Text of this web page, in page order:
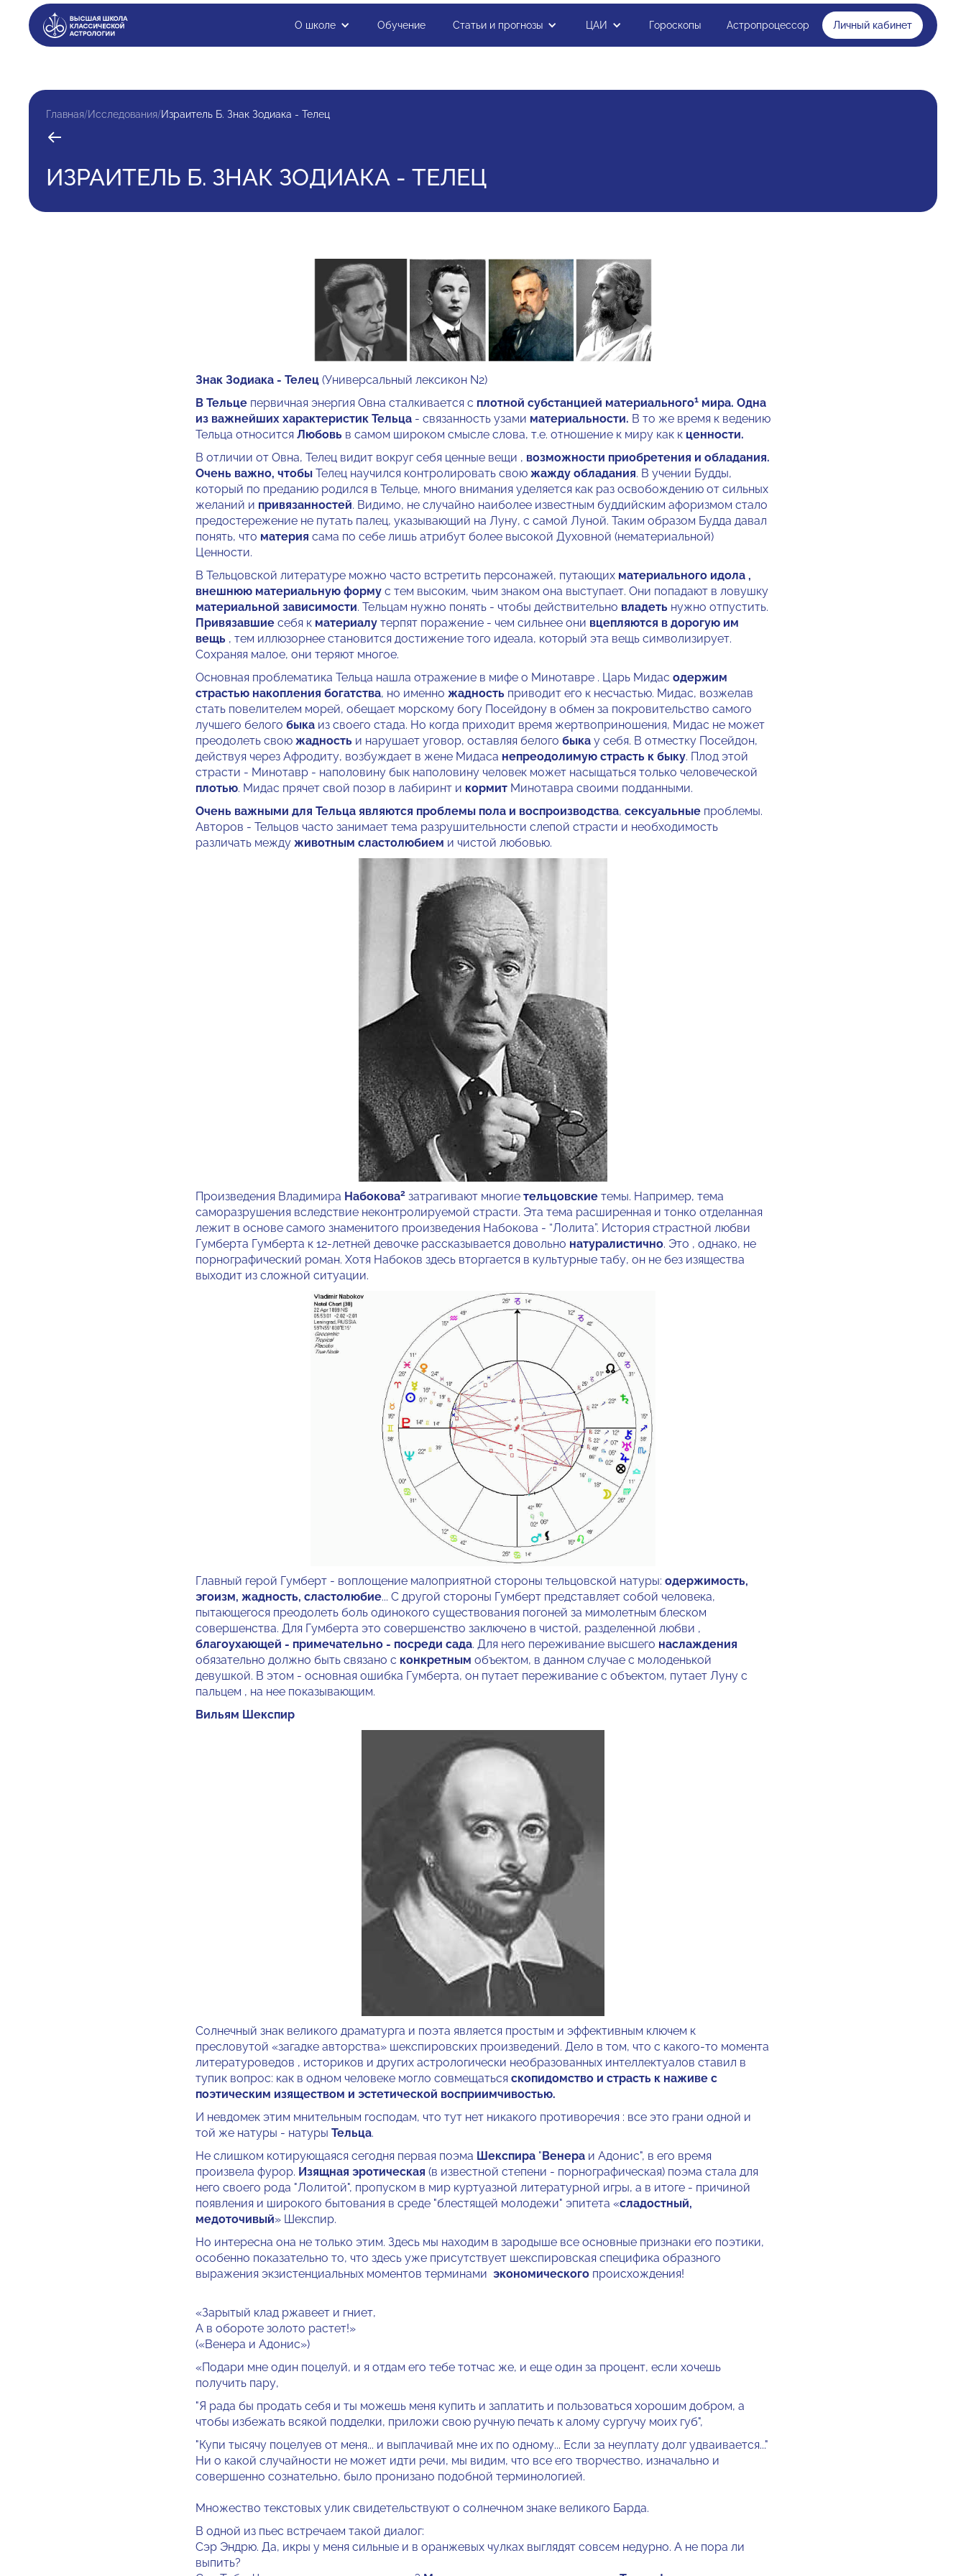
О школе Обучение Статьи и прогнозы ЦАИ Гороскопы Астропроцессор Личный кабинет
Главная/Исследования/Израитель Б. Знак Зодиака - Телец
ИЗРАИТЕЛЬ Б. ЗНАК ЗОДИАКА - ТЕЛЕЦ
Знак Зодиака - Телец (Универсальный лексикон N2)
В Тельце первичная энергия Овна сталкивается с плотной субстанцией материального1 мира. Одна
из важнейших характеристик Тельца - связанность узами материальности. В то же время к ведению
Тельца относится Любовь в самом широком смысле слова, т.е. отношение к миру как к ценности.
В отличии от Овна, Телец видит вокруг себя ценные вещи , возможности приобретения и обладания.
Очень важно, чтобы Телец научился контролировать свою жажду обладания. В учении Будды,
который по преданию родился в Тельце, много внимания уделяется как раз освобождению от сильных
желаний и привязанностей. Видимо, не случайно наиболее известным буддийским афоризмом стало
предостережение не путать палец, указывающий на Луну, с самой Луной. Таким образом Будда давал
понять, что материя сама по себе лишь атрибут более высокой Духовной (нематериальной)
Ценности.
В Тельцовской литературе можно часто встретить персонажей, путающих материального идола ,
внешнюю материальную форму с тем высоким, чьим знаком она выступает. Они попадают в ловушку
материальной зависимости. Тельцам нужно понять - чтобы действительно владеть нужно отпустить.
Привязавшие себя к материалу терпят поражение - чем сильнее они вцепляются в дорогую им
вещь , тем иллюзорнее становится достижение того идеала, который эта вещь символизирует.
Сохраняя малое, они теряют многое.
Основная проблематика Тельца нашла отражение в мифе о Минотавре . Царь Мидас одержим
страстью накопления богатства, но именно жадность приводит его к несчастью. Мидас, возжелав
стать повелителем морей, обещает морскому богу Посейдону в обмен за покровительство самого
лучшего белого быка из своего стада. Но когда приходит время жертвоприношения, Мидас не может
преодолеть свою жадность и нарушает уговор, оставляя белого быка у себя. В отместку Посейдон,
действуя через Афродиту, возбуждает в жене Мидаса непреодолимую страсть к быку. Плод этой
страсти - Минотавр - наполовину бык наполовину человек может насыщаться только человеческой
плотью. Мидас прячет свой позор в лабиринт и кормит Минотавра своими подданными.
Очень важными для Тельца являются проблемы пола и воспроизводства, сексуальные проблемы.
Авторов - Тельцов часто занимает тема разрушительности слепой страсти и необходимость
различать между животным сластолюбием и чистой любовью.
Произведения Владимира Набокова2 затрагивают многие тельцовские темы. Например, тема
саморазрушения вследствие неконтролируемой страсти. Эта тема расширенная и тонко отделанная
лежит в основе самого знаменитого произведения Набокова - “Лолита”. История страстной любви
Гумберта Гумберта к 12-летней девочке рассказывается довольно натуралистично. Это , однако, не
порнографический роман. Хотя Набоков здесь вторгается в культурные табу, он не без изящества
выходит из сложной ситуации.
Главный герой Гумберт - воплощение малоприятной стороны тельцовской натуры: одержимость,
эгоизм, жадность, сластолюбие... С другой стороны Гумберт представляет собой человека,
пытающегося преодолеть боль одинокого существования погоней за мимолетным блеском
совершенства. Для Гумберта это совершенство заключено в чистой, разделенной любви ,
благоухающей - примечательно - посреди сада. Для него переживание высшего наслаждения
обязательно должно быть связано с конкретным объектом, в данном случае с молоденькой
девушкой. В этом - основная ошибка Гумберта, он путает переживание с объектом, путает Луну с
пальцем , на нее показывающим.
Вильям Шекспир
Солнечный знак великого драматурга и поэта является простым и эффективным ключем к
пресловутой «загадке авторства» шекспировских произведений. Дело в том, что с какого-то момента
литературоведов , историков и других астрологически необразованных интеллектуалов ставил в
тупик вопрос: как в одном человеке могло совмещаться скопидомство и страсть к наживе с
поэтическим изяществом и эстетической восприимчивостью.
И невдомек этим мнительным господам, что тут нет никакого противоречия : все это грани одной и
той же натуры - натуры Тельца.
Не слишком котирующаяся сегодня первая поэма Шекспира "Венера и Адонис", в его время
произвела фурор. Изящная эротическая (в известной степени - порнографическая) поэма стала для
него своего рода "Лолитой", пропуском в мир куртуазной литературной игры, а в итоге - причиной
появления и широкого бытования в среде "блестящей молодежи" эпитета «сладостный,
медоточивый» Шекспир.
Но интересна она не только этим. Здесь мы находим в зародыше все основные признаки его поэтики,
особенно показательно то, что здесь уже присутствует шекспировская специфика образного
выражения экзистенциальных моментов терминами экономического происхождения!
«Зарытый клад ржавеет и гниет,
А в обороте золото растет!»
(«Венера и Адонис»)
«Подари мне один поцелуй, и я отдам его тебе тотчас же, и еще один за процент, если хочешь
получить пару,
"Я рада бы продать себя и ты можешь меня купить и заплатить и пользоваться хорошим добром, а
чтобы избежать всякой подделки, приложи свою ручную печать к алому сургучу моих губ",
"Купи тысячу поцелуев от меня... и выплачивай мне их по одному... Если за неуплату долг удваивается..."
Ни о какой случайности не может идти речи, мы видим, что все его творчество, изначально и
совершенно сознательно, было пронизано подобной терминологией.
Множество текстовых улик свидетельствуют о солнечном знаке великого Барда.
В одной из пьес встречаем такой диалог:
Сэр Эндрю. Да, икры у меня сильные и в оранжевых чулках выглядят совсем недурно. А не пора ли
выпить?